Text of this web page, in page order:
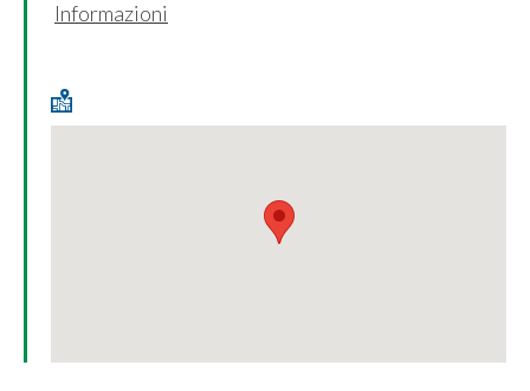
Informazioni